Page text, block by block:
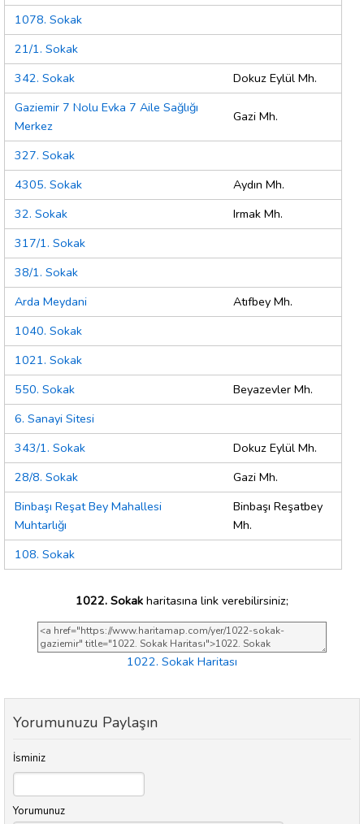
1078. Sokak
21/1. Sokak
342. Sokak
Dokuz Eylül Mh.
Gaziemir 7 Nolu Evka 7 Aile Sağlığı
Merkez
Gazi Mh.
327. Sokak
4305. Sokak
Aydın Mh.
32. Sokak
Irmak Mh.
317/1. Sokak
38/1. Sokak
Arda Meydani
Atıfbey Mh.
1040. Sokak
1021. Sokak
550. Sokak
Beyazevler Mh.
6. Sanayi Sitesi
343/1. Sokak
Dokuz Eylül Mh.
28/8. Sokak
Gazi Mh.
Binbaşı Reşat Bey Mahallesi
Muhtarlığı
Binbaşı Reşatbey
Mh.
108. Sokak
1022. Sokak haritasına link verebilirsiniz;
1022. Sokak Haritası
Yorumunuzu Paylaşın
İsminiz
Yorumunuz